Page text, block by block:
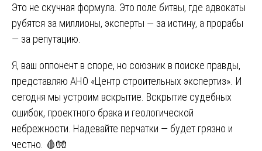
Это не скучная формула. Это поле битвы, где адвокаты
рубятся за миллионы, эксперты — за истину, а прорабы
— за репутацию.
Я, ваш оппонент в споре, но союзник в поиске правды,
представляю АНО «Центр строительных экспертиз». И
сегодня мы устроим вскрытие. Вскрытие судебных
ошибок, проектного брака и геологической
небрежности. Надевайте перчатки — будет грязно и
честно. 🩸🧤